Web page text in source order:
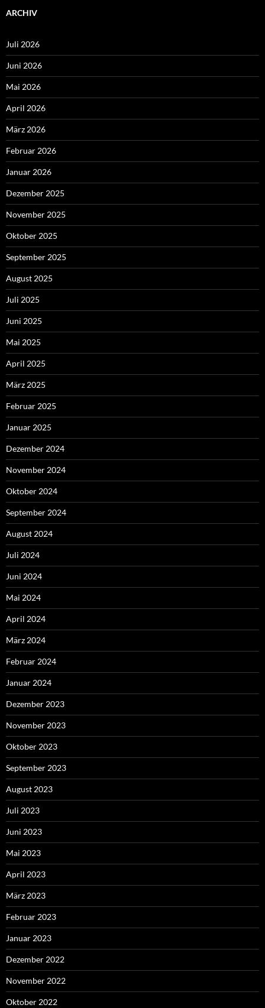
ARCHIV
Juli 2026
Juni 2026
Mai 2026
April 2026
März 2026
Februar 2026
Januar 2026
Dezember 2025
November 2025
Oktober 2025
September 2025
August 2025
Juli 2025
Juni 2025
Mai 2025
April 2025
März 2025
Februar 2025
Januar 2025
Dezember 2024
November 2024
Oktober 2024
September 2024
August 2024
Juli 2024
Juni 2024
Mai 2024
April 2024
März 2024
Februar 2024
Januar 2024
Dezember 2023
November 2023
Oktober 2023
September 2023
August 2023
Juli 2023
Juni 2023
Mai 2023
April 2023
März 2023
Februar 2023
Januar 2023
Dezember 2022
November 2022
Oktober 2022